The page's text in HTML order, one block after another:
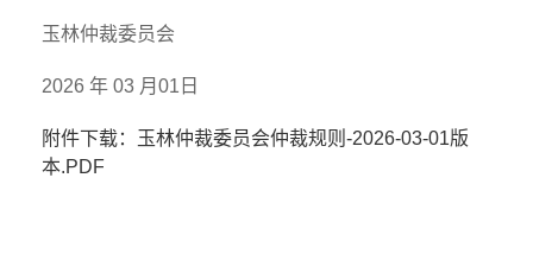
玉林仲裁委员会
2026 年 03 月01日
附件下载：玉林仲裁委员会仲裁规则-2026-03-01版
本.PDF